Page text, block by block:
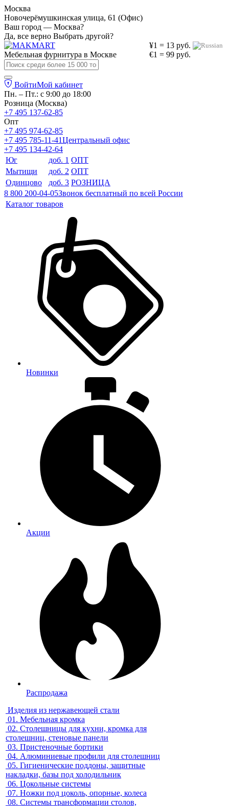
Москва
Новочерёмушкинская улица, 61 (Офис)
Ваш город — Москва?
Да, все верно Выбрать другой?
¥1 = 13 руб.
€1 = 99 руб.
Мебельная фурнитура в Москве
ВойтиМой кабинет
Пн. – Пт.: с 9:00 до 18:00
Розница (Москва)
+7 495 137-62-85
Опт
+7 495 974-62-85
+7 495 785-11-41Центральный офис
+7 495 134-42-64
Юг
доб. 1 ОПТ
Мытищи
доб. 2 ОПТ
Одинцово
доб. 3 РОЗНИЦА
8 800 200-04-05Звонок бесплатный по всей России
Каталог товаров
Новинки
Акции
Распродажа
Изделия из нержавеющей стали
01. Мебельная кромка
02. Столешницы для кухни, кромка для
столешниц, стеновые панели
03. Пристеночные бортики
04. Алюминиевые профили для столешниц
05. Гигиенические поддоны, защитные
накладки, базы под холодильник
06. Цокольные системы
07. Ножки под цоколь, опорные, колеса
08. Системы трансформации столов,